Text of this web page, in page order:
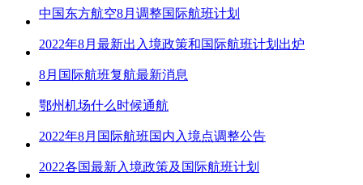
中国东方航空8月调整国际航班计划
2022年8月最新出入境政策和国际航班计划出炉
8月国际航班复航最新消息
鄂州机场什么时候通航
2022年8月国际航班国内入境点调整公告
2022各国最新入境政策及国际航班计划